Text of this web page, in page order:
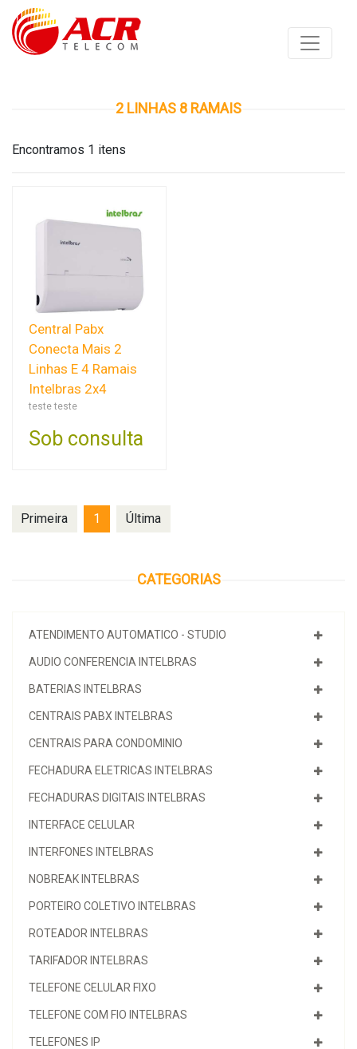
CATEGORIAS
ATENDIMENTO AUTOMATICO - STUDIO
AUDIO CONFERENCIA INTELBRAS
BATERIAS INTELBRAS
CENTRAIS PABX INTELBRAS
CENTRAIS PARA CONDOMINIO
FECHADURA ELETRICAS INTELBRAS
FECHADURAS DIGITAIS INTELBRAS
INTERFACE CELULAR
INTERFONES INTELBRAS
NOBREAK INTELBRAS
PORTEIRO COLETIVO INTELBRAS
ROTEADOR INTELBRAS
TARIFADOR INTELBRAS
TELEFONE CELULAR FIXO
TELEFONE COM FIO INTELBRAS
TELEFONES IP
2 LINHAS 8 RAMAIS
Encontramos 1 itens
Central Pabx
Conecta Mais 2
Linhas E 4 Ramais
Intelbras 2x4
teste teste
Sob consulta
Primeira 1 Última